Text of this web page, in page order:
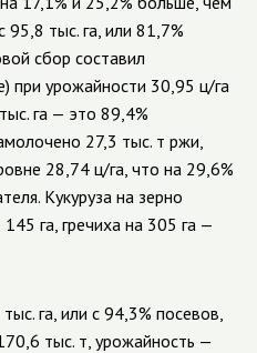
95,8 тыс. га, или 81,7%
сбор составил
при урожайности 30,95 ц/га
га — это 89,4%
27,3 тыс. т ржи,
28,74 ц/га, что на 29,6%
Кукуруза на зерно
га, гречиха на 305 га —
га, или с 94,3% посевов,
тыс. т, урожайность —